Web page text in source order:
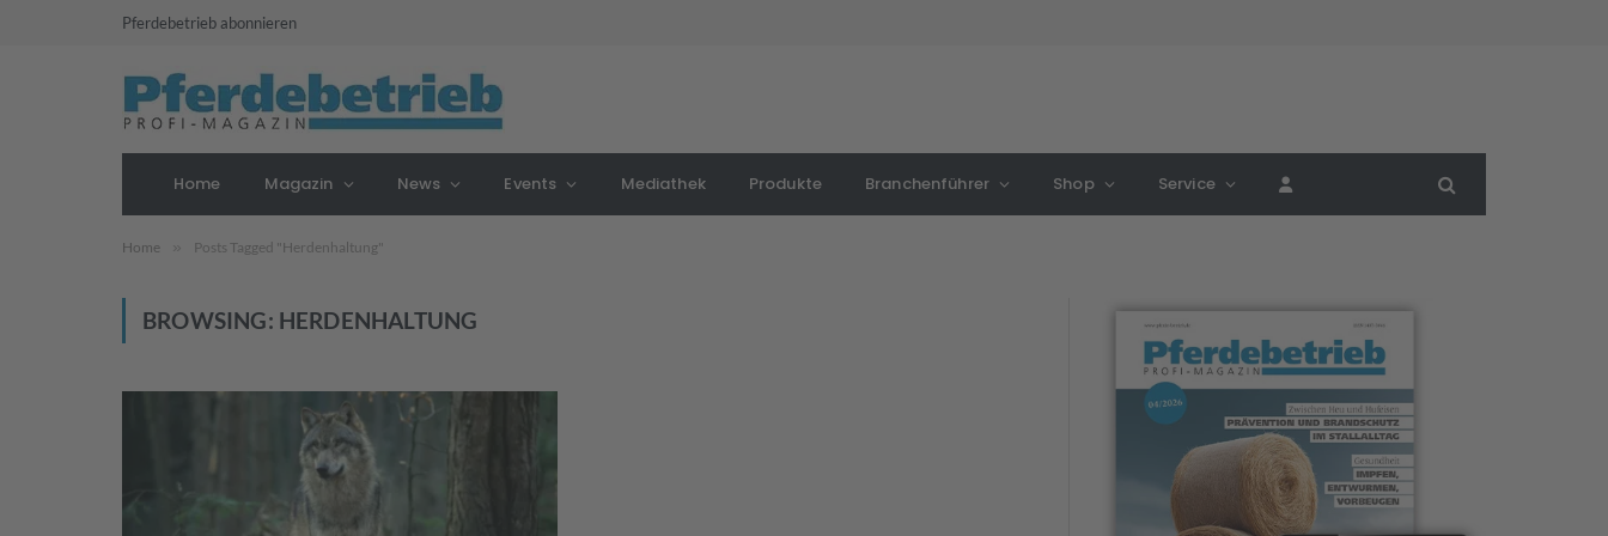
Pferdebetrieb abonnieren
Home Magazin News Events Mediathek Produkte Branchenführer Shop Service
Home » Posts Tagged "Herdenhaltung"
BROWSING: HERDENHALTUNG